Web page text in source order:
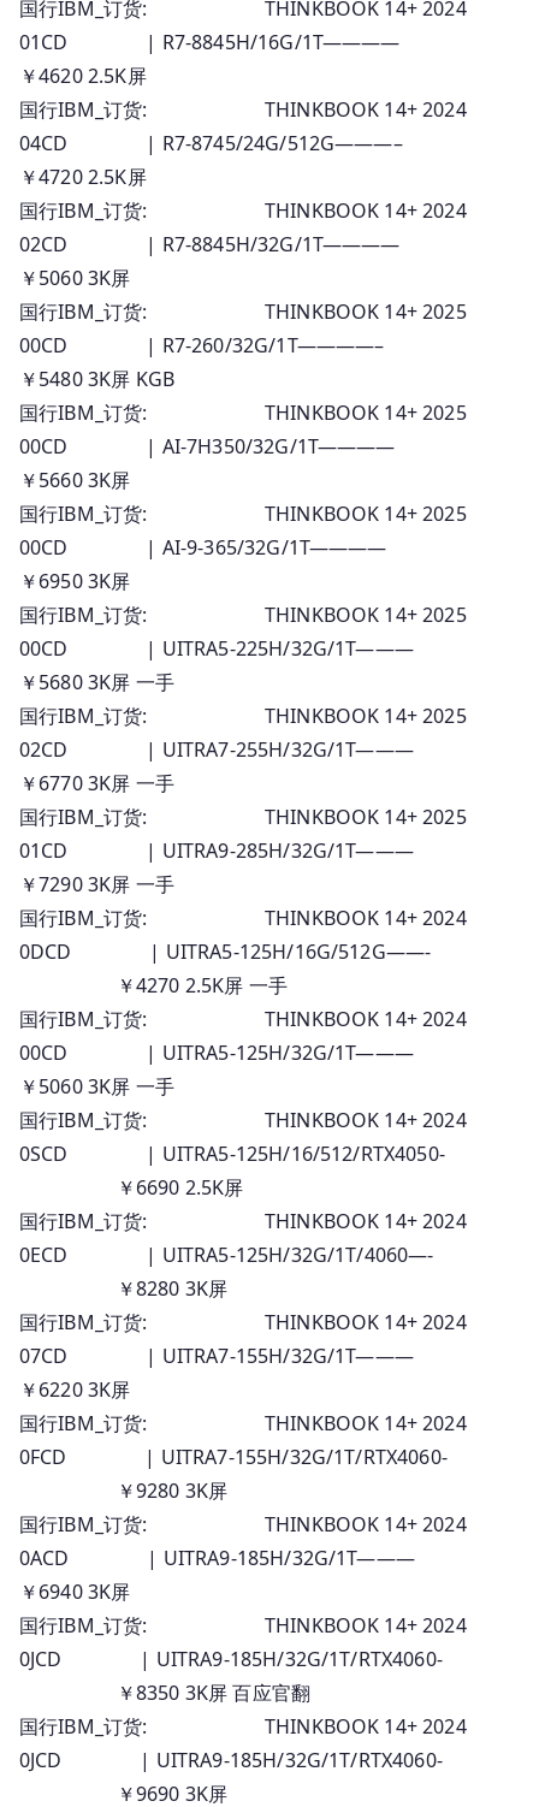
国行IBM_订货: THINKBOOK 14+ 2024
01CD | R7-8845H/16G/1T————
￥4620 2.5K屏
国行IBM_订货: THINKBOOK 14+ 2024
04CD | R7-8745/24G/512G———–
￥4720 2.5K屏
国行IBM_订货: THINKBOOK 14+ 2024
02CD | R7-8845H/32G/1T————
￥5060 3K屏
国行IBM_订货: THINKBOOK 14+ 2025
00CD | R7-260/32G/1T————–
￥5480 3K屏 KGB
国行IBM_订货: THINKBOOK 14+ 2025
00CD | AI-7H350/32G/1T————
￥5660 3K屏
国行IBM_订货: THINKBOOK 14+ 2025
00CD | AI-9-365/32G/1T————
￥6950 3K屏
国行IBM_订货: THINKBOOK 14+ 2025
00CD | UITRA5-225H/32G/1T———
￥5680 3K屏 一手
国行IBM_订货: THINKBOOK 14+ 2025
02CD | UITRA7-255H/32G/1T———
￥6770 3K屏 一手
国行IBM_订货: THINKBOOK 14+ 2025
01CD | UITRA9-285H/32G/1T———
￥7290 3K屏 一手
国行IBM_订货: THINKBOOK 14+ 2024
0DCD | UITRA5-125H/16G/512G——-
￥4270 2.5K屏 一手
国行IBM_订货: THINKBOOK 14+ 2024
00CD | UITRA5-125H/32G/1T———
￥5060 3K屏 一手
国行IBM_订货: THINKBOOK 14+ 2024
0SCD | UITRA5-125H/16/512/RTX4050-
￥6690 2.5K屏
国行IBM_订货: THINKBOOK 14+ 2024
0ECD | UITRA5-125H/32G/1T/4060—-
￥8280 3K屏
国行IBM_订货: THINKBOOK 14+ 2024
07CD | UITRA7-155H/32G/1T———
￥6220 3K屏
国行IBM_订货: THINKBOOK 14+ 2024
0FCD | UITRA7-155H/32G/1T/RTX4060-
￥9280 3K屏
国行IBM_订货: THINKBOOK 14+ 2024
0ACD | UITRA9-185H/32G/1T———
￥6940 3K屏
国行IBM_订货: THINKBOOK 14+ 2024
0JCD | UITRA9-185H/32G/1T/RTX4060-
￥8350 3K屏 百应官翻
国行IBM_订货: THINKBOOK 14+ 2024
0JCD | UITRA9-185H/32G/1T/RTX4060-
￥9690 3K屏